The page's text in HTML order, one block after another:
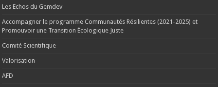
Les Echos du Gemdev
Accompagner le programme Communautés Résilientes (2021-2025) et
Promouvoir une Transition Écologique Juste
Comité Scientifique
Valorisation
AFD